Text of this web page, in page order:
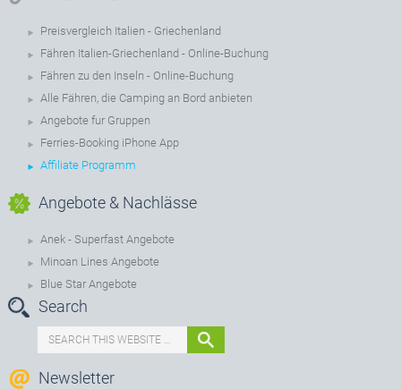
Preisvergleich Italien - Griechenland
Fähren Italien-Griechenland - Online-Buchung
Fähren zu den Inseln - Online-Buchung
Alle Fähren, die Camping an Bord anbieten
Angebote fur Gruppen
Ferries-Booking iPhone App
Affiliate Programm
Angebote & Nachlässe
Anek - Superfast Angebote
Minoan Lines Angebote
Blue Star Angebote
Search
Newsletter